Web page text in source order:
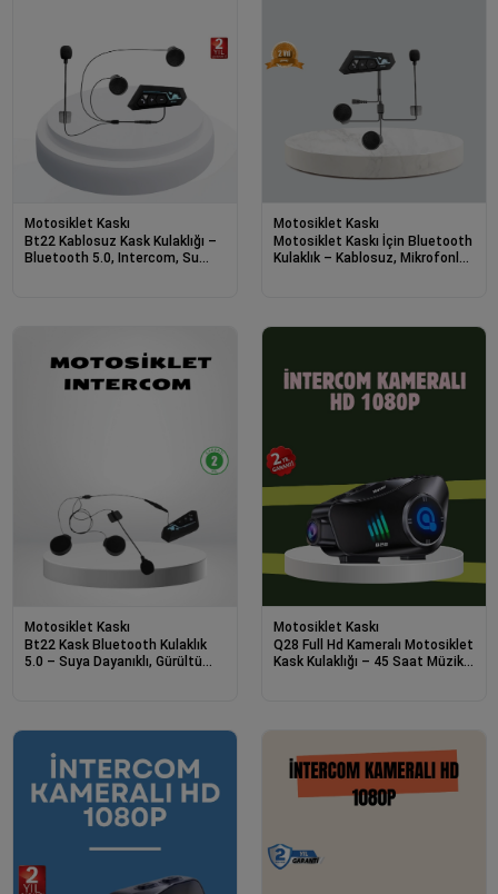
Motosiklet Kaskı
Bt22 Kablosuz Kask Kulaklığı –
Bluetooth 5.0, Intercom, Su
Motosiklet Kaskı
Motosiklet Kaskı İçin Bluetooth
Kulaklık – Kablosuz, Mikrofonlu,
Motosiklet Kaskı
Bt22 Kask Bluetooth Kulaklık
5.0 – Suya Dayanıklı, Gürültü
Motosiklet Kaskı
Q28 Full Hd Kameralı Motosiklet
Kask Kulaklığı – 45 Saat Müzik,